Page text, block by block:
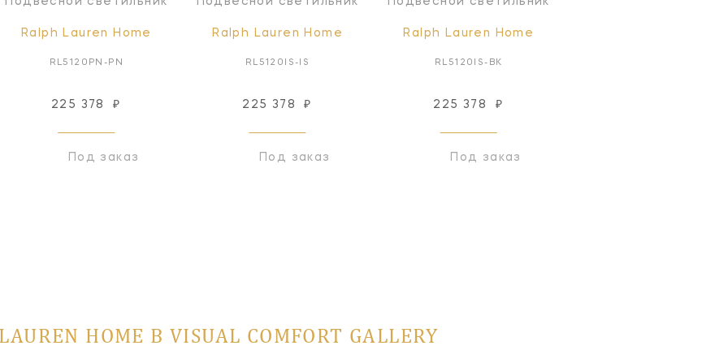
Ralph Lauren Home
RL5120PN-PN
225 378 ₽
Под заказ
Ralph Lauren Home
RL5120IS-IS
225 378 ₽
Под заказ
Ralph Lauren Home
RL5120IS-BK
225 378 ₽
Под заказ
HOME В VISUAL COMFORT GALLERY